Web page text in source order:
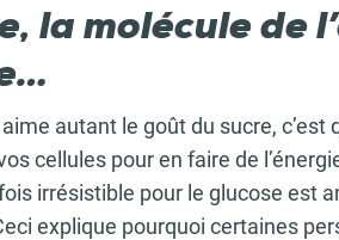
la molécule de
autant le goût du sucre,
cellules pour en faire de
irrésistible pour le glucose est
explique pourquoi certaines